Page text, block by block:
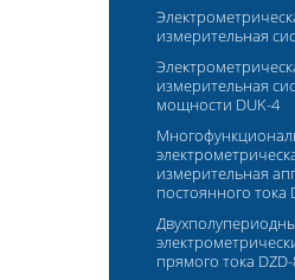
измерительная
измерительная
мощности DUK-4
измерительная
постоянного тока
прямого тока